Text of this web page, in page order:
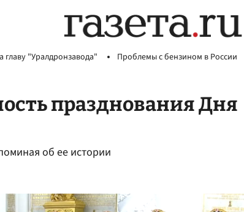
главу "Уралдронзавода" Проблемы с бензином в России
празднования Дня
об ее истории